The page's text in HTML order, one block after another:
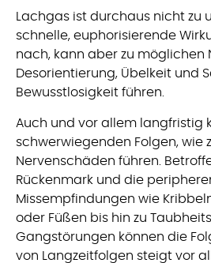
Lachgas ist durchaus nicht zu
schnelle, euphorisierende
nach, kann aber zu möglichen
Desorientierung, Übelkeit und
Bewusstlosigkeit führen.
Auch und vor allem langfristig
schwerwiegenden Folgen, wie
Nervenschäden führen.
Rückenmark und die
Missempfindungen wie
oder Füßen bis hin zu
Gangstörungen können die
von Langzeitfolgen steigt vor